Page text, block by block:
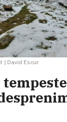
| David Escur